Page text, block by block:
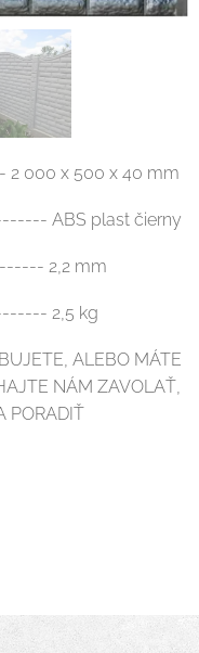
000 x 500 x 40 mm
ABS plast čierny
2,2 mm
2,5 kg
ALEBO MÁTE
NÁM ZAVOLAŤ,
PORADIŤ